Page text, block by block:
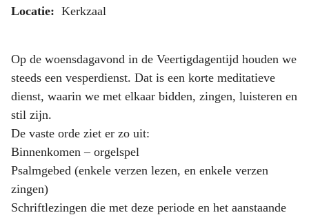
Locatie: Kerkzaal
Op de woensdagavond in de Veertigdagentijd houden we
steeds een vesperdienst. Dat is een korte meditatieve
dienst, waarin we met elkaar bidden, zingen, luisteren en
stil zijn.
De vaste orde ziet er zo uit:
Binnenkomen – orgelspel
Psalmgebed (enkele verzen lezen, en enkele verzen
zingen)
Schriftlezingen die met deze periode en het aanstaande